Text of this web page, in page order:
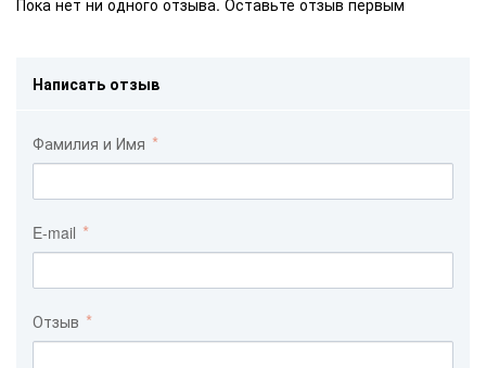
Написать отзыв
Фамилия и Имя
E-mail
Отзыв